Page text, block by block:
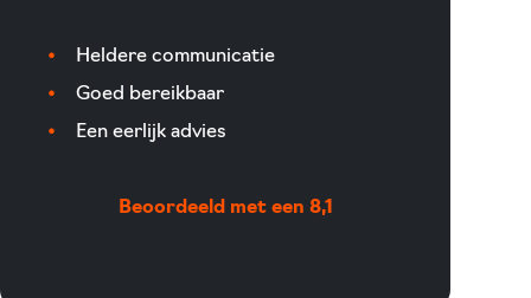
Heldere communicatie
Goed bereikbaar
Een eerlijk advies
Beoordeeld met een 8,1